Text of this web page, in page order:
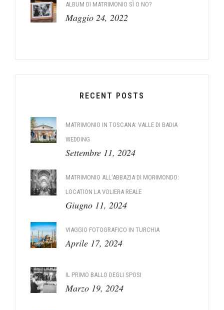
ALBUM DI MATRIMONIO SÌ O NO?
Maggio 24, 2022
RECENT POSTS
MATRIMONIO IN TOSCANA: VALLE DI BADIA
WEDDING
Settembre 11, 2024
MATRIMONIO ALL’ABBAZIA DI MORIMONDO:
LOCATION LA VOLIERA REALE
Giugno 11, 2024
VIAGGIO FOTOGRAFICO IN TURCHIA
Aprile 17, 2024
IL PRIMO BALLO DEGLI SPOSI
Marzo 19, 2024